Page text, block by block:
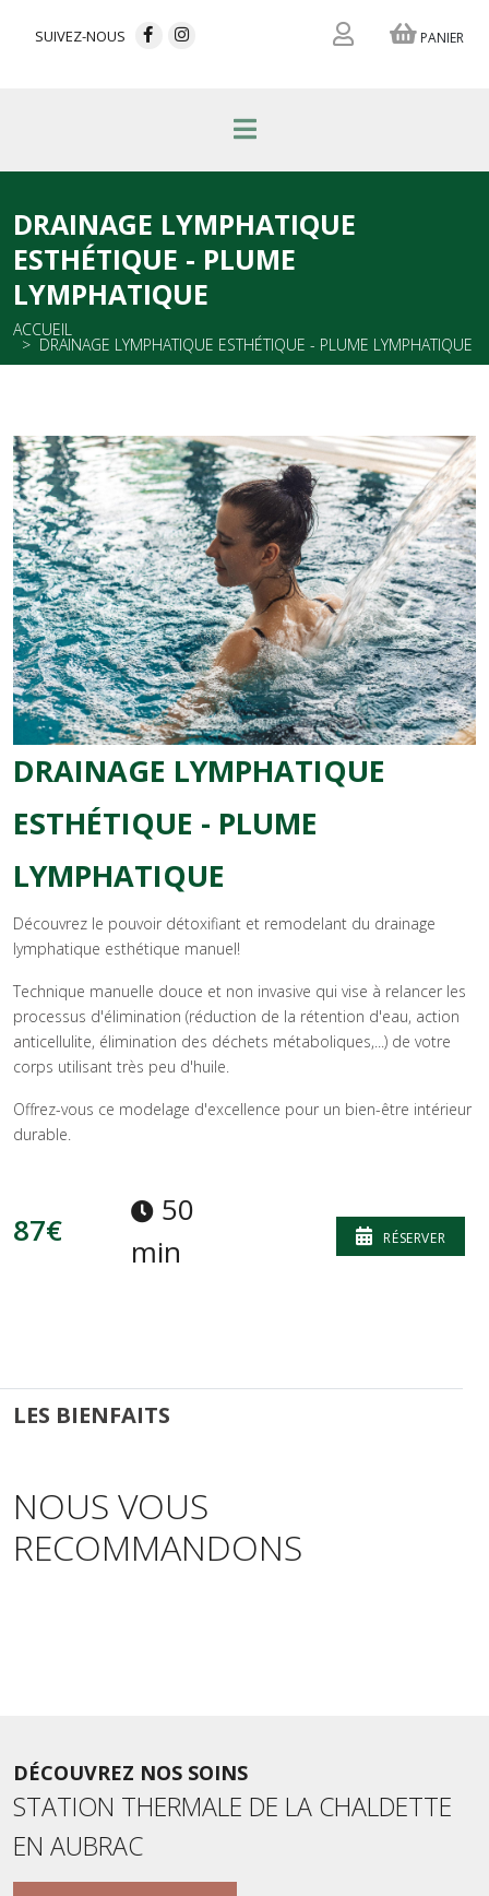
SUIVEZ-NOUS PANIER
DRAINAGE LYMPHATIQUE
ESTHÉTIQUE - PLUME
LYMPHATIQUE
ACCUEIL
DRAINAGE LYMPHATIQUE ESTHÉTIQUE - PLUME LYMPHATIQUE
DRAINAGE LYMPHATIQUE
ESTHÉTIQUE - PLUME
LYMPHATIQUE
Découvrez le pouvoir détoxifiant et remodelant du drainage
lymphatique esthétique manuel!
Technique manuelle douce et non invasive qui vise à relancer les
processus d'élimination (réduction de la rétention d'eau, action
anticellulite, élimination des déchets métaboliques,...) de votre
corps utilisant très peu d'huile.
Offrez-vous ce modelage d'excellence pour un bien-être intérieur
durable.
87€
50
min
RÉSERVER
LES BIENFAITS
NOUS VOUS
RECOMMANDONS
DÉCOUVREZ NOS SOINS
STATION THERMALE DE LA CHALDETTE
EN AUBRAC